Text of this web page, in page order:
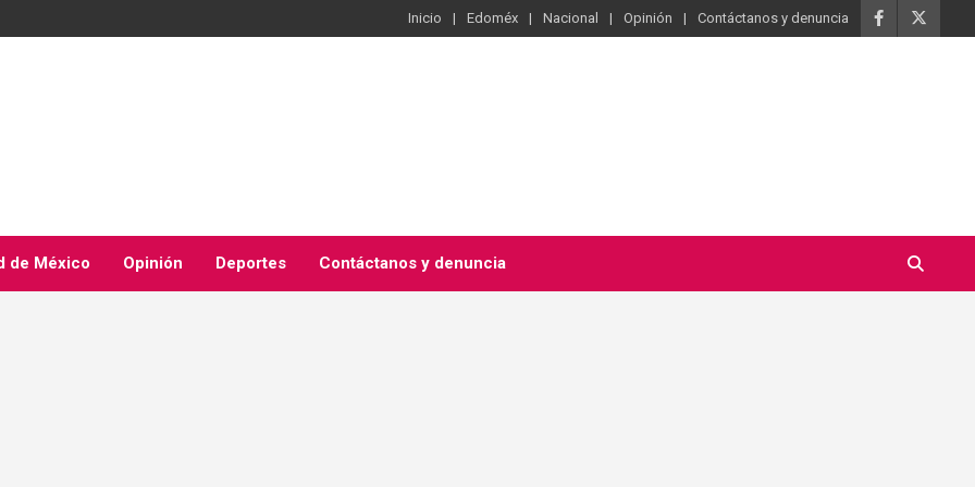
Inicio Edoméx Nacional Opinión Contáctanos y denuncia
de México Opinión Deportes Contáctanos y denuncia